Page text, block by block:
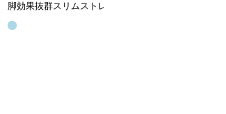
脚効果抜群スリムストレ